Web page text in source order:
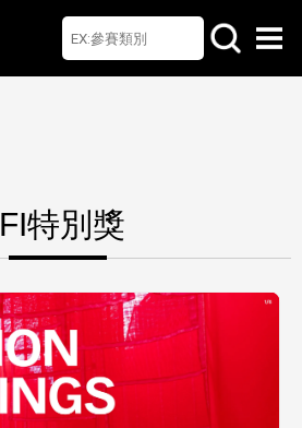
首頁 檔案下載 Q&A
聯絡我們 English
特別獎